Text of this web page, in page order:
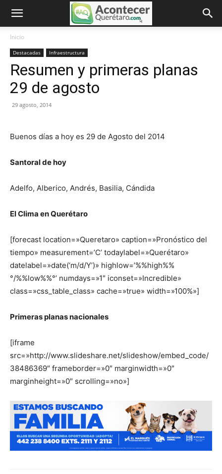
Inicio
Destacadas Infraestructura
Resumen y primeras planas
29 de agosto
29 agosto, 2014
Buenos días a hoy es 29 de Agosto del 2014
Santoral de hoy
Adelfo, Alberico, Andrés, Basilia, Cándida
El Clima en Querétaro
[forecast location=»Queretaro» caption=»Pronóstico del
tiempo» measurement=’C’ todaylabel=»Querétaro»
datelabel=»date(‘m/d/Y’)» highlow=’%%high%%
°/%%low%%°’ numdays=»1″ iconset=»Incredible»
class=»css_table_class» cache=»true» width=»100%»]
Primeras planas nacionales
[iframe
src=»http://www.slideshare.net/slideshow/embed_code/
38486369″ frameborder=»0″ marginwidth=»0″
marginheight=»0″ scrolling=»no»]